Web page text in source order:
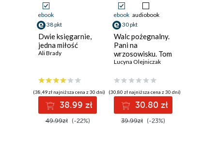
ebook
38 pkt
Dwie księgarnie,
jedna miłość
Ali Brady
(38,49 zł najniższa cena z 30 dni)
38.99 zł
49.99zł (-22%)
ebook audiobook
30 pkt
Walc pożegnalny.
Pani na
wrzosowisku. Tom
4.
Lucyna Olejniczak
(30,80 zł najniższa cena z 30 dni)
30.80 zł
39.99zł (-23%)